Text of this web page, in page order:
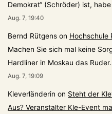
Demokrat“ (Schröder) ist,
Aug. 7, 19:40
Bernd Rütgens on Hochschule
Machen Sie sich mal keine
Hardliner in Moskau das
Aug. 7, 19:09
Kleverländerin on Steht der
Aus? Veranstalter Kle-Event